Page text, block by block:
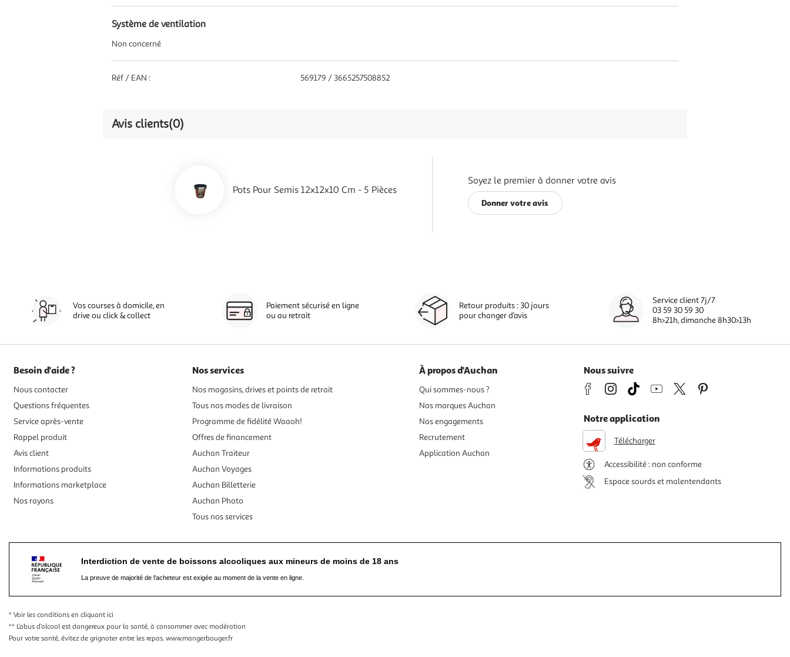
Système de ventilation
Non concerné
Réf / EAN : 569179 / 3665257508852
Avis clients(0)
Pots Pour Semis 12x12x10 Cm - 5 Pièces
Soyez le premier à donner votre avis
Donner votre avis
Vos courses à domicile, en
drive ou click & collect
Paiement sécurisé en ligne
ou au retrait
Retour produits : 30 jours
pour changer d’avis
Service client 7j/7
03 59 30 59 30
8h>21h, dimanche 8h30>13h
Besoin d'aide ?
Nous contacter
Questions fréquentes
Service après-vente
Rappel produit
Avis client
Informations produits
Informations marketplace
Nos rayons
Nos services
Nos magasins, drives et points de retrait
Tous nos modes de livraison
Programme de fidélité Waaoh!
Offres de financement
Auchan Traiteur
Auchan Voyages
Auchan Billetterie
Auchan Photo
Tous nos services
À propos d'Auchan
Qui sommes-nous ?
Nos marques Auchan
Nos engagements
Recrutement
Application Auchan
Nous suivre
Notre application
Télécharger
Accessibilité : non conforme
Espace sourds et malentendants
Interdiction de vente de boissons alcooliques aux mineurs de moins de 18 ans
La preuve de majorité de l'acheteur est exigée au moment de la vente en ligne.
* Voir les conditions en cliquant ici
** L’abus d’alcool est dangereux pour la santé, à consommer avec modération
Pour votre santé, évitez de grignoter entre les repas. www.mangerbouger.fr